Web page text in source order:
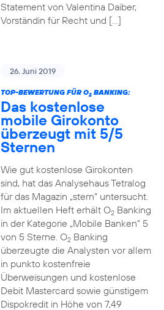
Statement von Valentina Daiber,
Vorständin für Recht und […]
26. Juni 2019
TOP-BEWERTUNG FÜR O2BANKING:
Das kostenlose
mobile Girokonto
überzeugt mit 5/5
Sternen
Wie gut kostenlose Girokonten
sind, hat das Analysehaus Tetralog
für das Magazin „stern“ untersucht.
Im aktuellen Heft erhält O2Banking
in der Kategorie „Mobile Banken“ 5
von 5 Sterne. O2Banking
überzeugte die Analysten vor allem
in punkto kostenfreie
Überweisungen und kostenlose
Debit Mastercard sowie günstigem
Dispokredit in Höhe von 7,49